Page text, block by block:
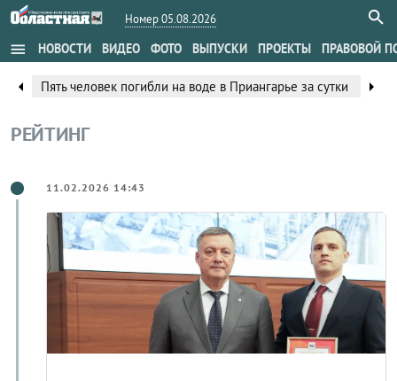
Номер 05.08.2026
menu НОВОСТИ ВИДЕО ФОТО ВЫПУСКИ ПРОЕКТЫ ПРАВОВОЙ
arrow_left Пять человек погибли на воде в Приангарье за сутки arrow_right
РЕЙТИНГ
11.02.2026 14:43